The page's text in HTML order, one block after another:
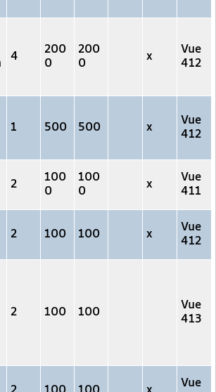
4
200
0
200
0
x
Vue
412
1 500 500 x
Vue
412
2
100
0
100
0
x
Vue
411
2 100 100 x
Vue
412
2 100 100
Vue
413
Vue